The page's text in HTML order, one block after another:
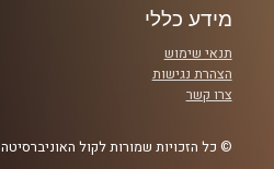
קרדיט תמונות:
מידע כללי
תנאי שימוש
הצהרת נגישות
צרו קשר
© כל הזכויות שמורות לקול האוניברסיטה